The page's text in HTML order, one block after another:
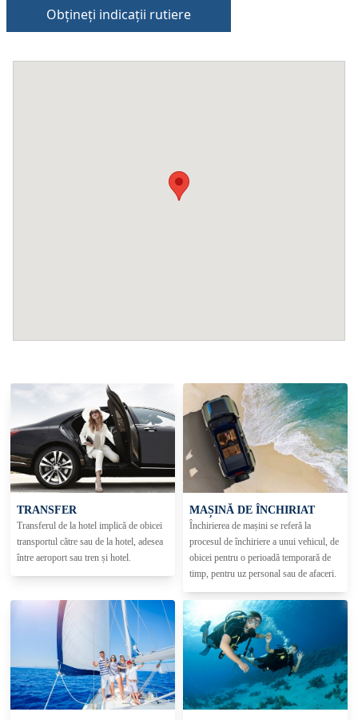
Obțineți indicații rutiere
TRANSFER
Transferul de la hotel implică de obicei
transportul către sau de la hotel, adesea
între aeroport sau tren și hotel.
MAȘINĂ DE ÎNCHIRIAT
Închirierea de mașini se referă la
procesul de închiriere a unui vehicul, de
obicei pentru o perioadă temporară de
timp, pentru uz personal sau de afaceri.